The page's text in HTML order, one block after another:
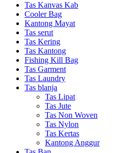
Tas Kanvas Kab
Cooler Bag
Kantong Mayat
Tas serut
Tas Kering
Tas Kantong
Fishing Kill Bag
Tas Garment
Tas Laundry
Tas blanja
Tas Lipat
Tas Jute
Tas Non Woven
Tas Nylon
Tas Kertas
Kantong Anggur